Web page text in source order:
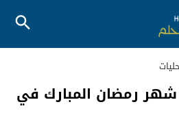
شهر رمضان المبارك في